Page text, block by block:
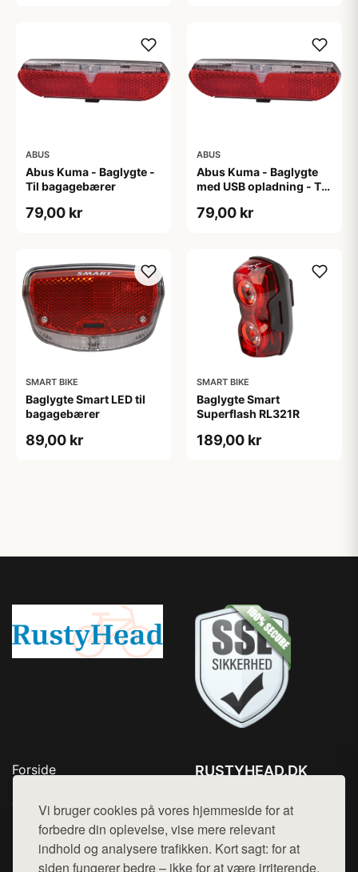
Vi bruger cookies på vores hjemmeside for at
forbedre din oplevelse, vise mere relevant
indhold og analysere trafikken. Kort sagt: for at
siden fungerer bedre – ikke for at være irriterende.
ABUS
Abus Kuma - Baglygte -
Til bagagebærer
79,00 kr
ABUS
Abus Kuma - Baglygte
med USB opladning - Til
79,00 kr
SMART BIKE
Baglygte Smart LED til
bagagebærer
89,00 kr
SMART BIKE
Baglygte Smart
Superflash RL321R
189,00 kr
Forside
Top Rabatter
Kontakt
RUSTYHEAD.DK
Mail: hej@want.dk
Cookie- og privatlivspolitik